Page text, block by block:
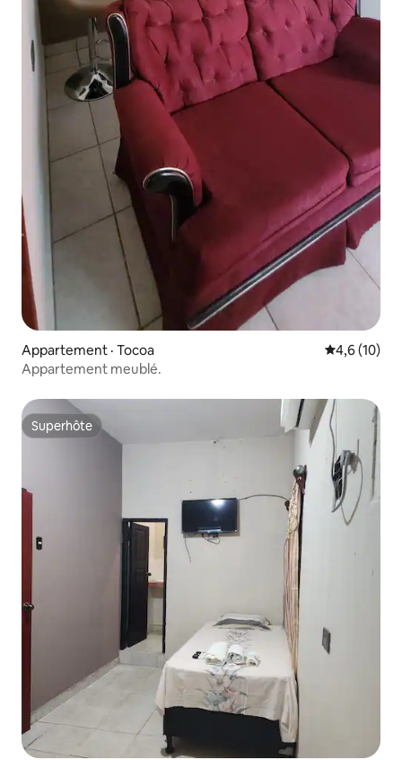
Appartement · Tocoa Note
4,6 (10)
Appartement meublé.
Superhôte
Superhôte